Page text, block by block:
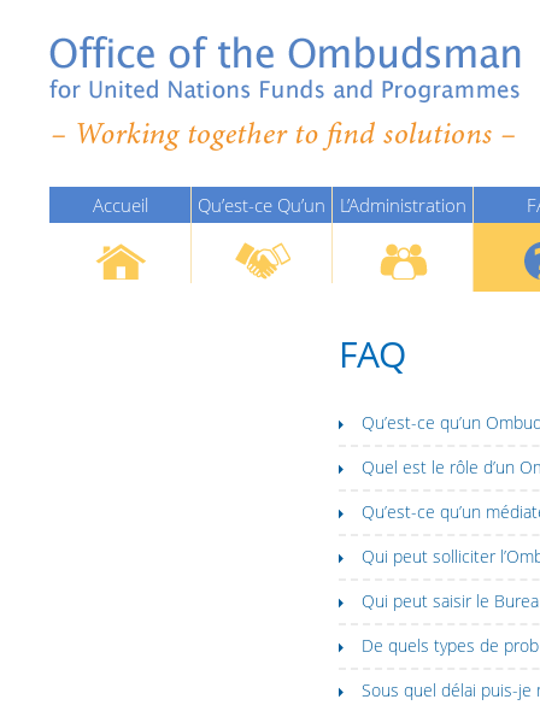
Accueil
Qu’est-ce Qu’un
Ombudsman?
L’Administration
De La Justice Des
Nations Unies
FAQ
Qu’est-ce qu’un
Quel est le rôle d’un
Qu’est-ce qu’un
Qui peut solliciter
Qui peut saisir le
De quels types de
Sous quel délai puis-je